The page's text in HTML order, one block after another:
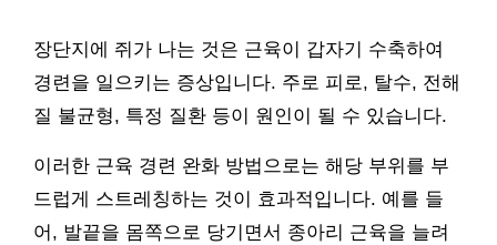
장단지에 쥐가 나는 것은 근육이 갑자기 수축하여
경련을 일으키는 증상입니다. 주로 피로, 탈수, 전해
질 불균형, 특정 질환 등이 원인이 될 수 있습니다.
이러한 근육 경련 완화 방법으로는 해당 부위를 부
드럽게 스트레칭하는 것이 효과적입니다. 예를 들
어, 발끝을 몸쪽으로 당기면서 종아리 근육을 늘려